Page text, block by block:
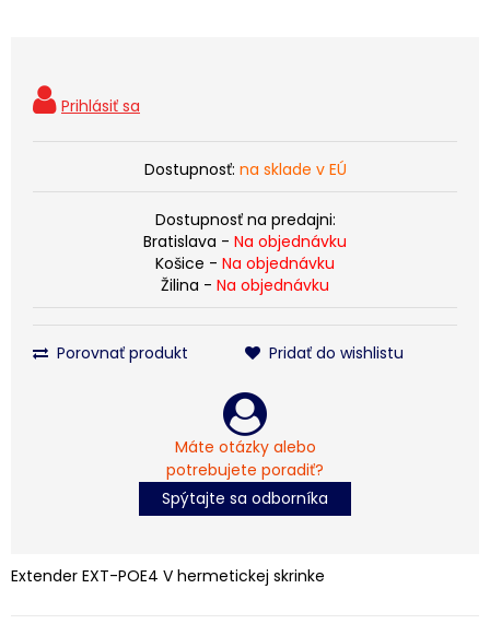
Dostupnosť: na sklade v EÚ
Dostupnosť na predajni:
Bratislava - Na objednávku
Košice - Na objednávku
Žilina - Na objednávku
Porovnať produkt Pridať do wishlistu
Máte otázky alebo
potrebujete poradiť?
Spýtajte sa odborníka
Extender EXT-POE4 V hermetickej skrinke